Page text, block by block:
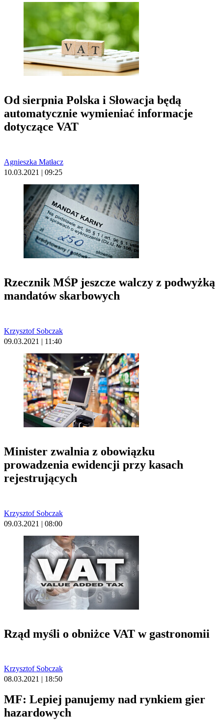
Od sierpnia Polska i Słowacja będą
automatycznie wymieniać informacje
dotyczące VAT
Agnieszka Matłacz
10.03.2021 | 09:25
Rzecznik MŚP jeszcze walczy z podwyżką
mandatów skarbowych
Krzysztof Sobczak
09.03.2021 | 11:40
Minister zwalnia z obowiązku
prowadzenia ewidencji przy kasach
rejestrujących
Krzysztof Sobczak
09.03.2021 | 08:00
Rząd myśli o obniżce VAT w gastronomii
Krzysztof Sobczak
08.03.2021 | 18:50
MF: Lepiej panujemy nad rynkiem gier
hazardowych